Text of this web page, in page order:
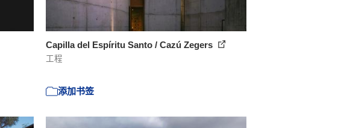
Capilla del Espíritu Santo / Cazú Zegers
工程
添加书签